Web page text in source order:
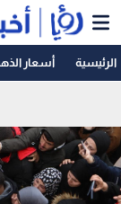
الرئيسية أسعار